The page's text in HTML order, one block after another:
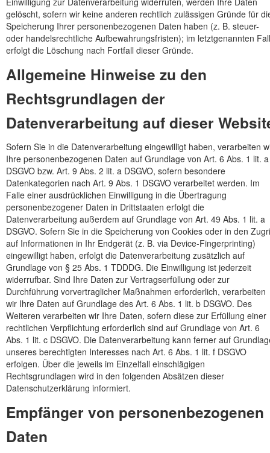
gelöscht, sofern wir keine anderen rechtlich zulässigen Gründe für
Speicherung Ihrer personenbezogenen Daten haben (z. B. steuer-
oder handelsrechtliche Aufbewahrungsfristen); im letztgenannten Fall
erfolgt die Löschung nach Fortfall dieser Gründe.
Allgemeine Hinweise zu den
Rechtsgrundlagen der
Datenverarbeitung auf dieser
Sofern Sie in die Datenverarbeitung eingewilligt haben, verarbeiten
Ihre personenbezogenen Daten auf Grundlage von Art. 6 Abs. 1 lit. a
DSGVO bzw. Art. 9 Abs. 2 lit. a DSGVO, sofern besondere
Datenkategorien nach Art. 9 Abs. 1 DSGVO verarbeitet werden. Im
Falle einer ausdrücklichen Einwilligung in die Übertragung
personenbezogener Daten in Drittstaaten erfolgt die
Datenverarbeitung außerdem auf Grundlage von Art. 49 Abs. 1 lit. a
DSGVO. Sofern Sie in die Speicherung von Cookies oder in den
auf Informationen in Ihr Endgerät (z. B. via Device-Fingerprinting)
eingewilligt haben, erfolgt die Datenverarbeitung zusätzlich auf
Grundlage von § 25 Abs. 1 TDDDG. Die Einwilligung ist jederzeit
widerrufbar. Sind Ihre Daten zur Vertragserfüllung oder zur
Durchführung vorvertraglicher Maßnahmen erforderlich, verarbeiten
wir Ihre Daten auf Grundlage des Art. 6 Abs. 1 lit. b DSGVO. Des
Weiteren verarbeiten wir Ihre Daten, sofern diese zur Erfüllung einer
rechtlichen Verpflichtung erforderlich sind auf Grundlage von Art. 6
Abs. 1 lit. c DSGVO. Die Datenverarbeitung kann ferner auf
unseres berechtigten Interesses nach Art. 6 Abs. 1 lit. f DSGVO
erfolgen. Über die jeweils im Einzelfall einschlägigen
Rechtsgrundlagen wird in den folgenden Absätzen dieser
Datenschutzerklärung informiert.
Empfänger von personenbezogenen
Daten